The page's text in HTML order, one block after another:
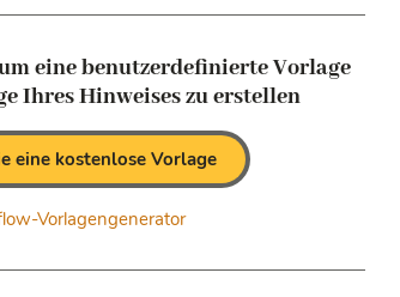
eine benutzerdefinierte Vorlage
Ihres Hinweises zu erstellen
eine kostenlose Vorlage
Vorlagengenerator